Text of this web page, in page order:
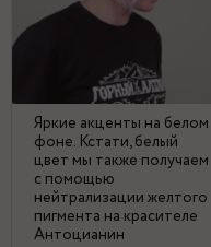
Яркие акценты на белом
фоне. Кстати, белый
цвет мы также получаем
с помощью
нейтрализации желтого
пигмента на красителе
Антоцианин